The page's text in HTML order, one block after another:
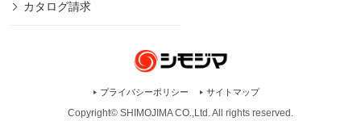
カタログ請求
プライバシーポリシー サイトマップ
Copyright© SHIMOJIMA CO.,Ltd. All rights reserved.